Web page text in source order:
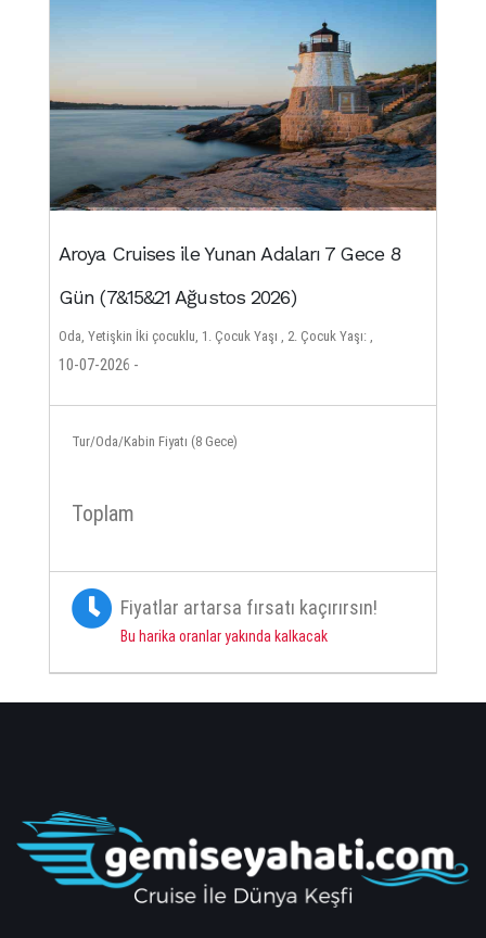
Aroya Cruises ile Yunan Adaları 7 Gece 8
Gün (7&15&21 Ağustos 2026)
Oda, Yetişkin İki çocuklu, 1. Çocuk Yaşı , 2. Çocuk Yaşı: ,
10-07-2026 -
Tur/Oda/Kabin Fiyatı (8 Gece)
Toplam
Fiyatlar artarsa fırsatı kaçırırsın!
Bu harika oranlar yakında kalkacak